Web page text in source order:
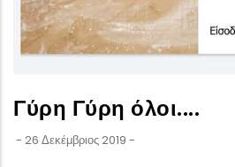
Γύρη Γύρη όλοι....
- 26 Δεκέμβριος 2019 -